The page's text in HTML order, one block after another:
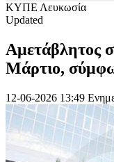
ΚΥΠΕ Λευκωσία
Updated
Αμετάβλητος
Μάρτιο,
12-06-2026 13:49